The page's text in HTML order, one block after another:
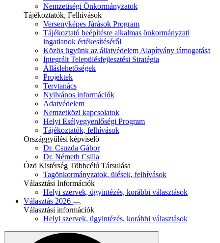
Nemzetiségi Önkormányzatok
Tájékoztatók, Felhívások
Versenyképes Járások Program
Tájékoztató beépítésre alkalmas önkormányzati
ingatlanok értékesítéséről
Közös ügyünk az állatvédelem Alapítvány támogatása
Integrált Településfejlesztési Stratégia
Álláslehetőségek
Projektek
Tervtanács
Nyilvános információk
Adatvédelem
Nemzetközi kapcsolatok
Helyi Esélyegyenlőségi Program
Tájékoztatók, felhívások
Országgyűlési képviselő
Dr. Csuzda Gábor
Dr. Németh Csilla
Ózd Kistérség Többcélú Társulása
Tagönkormányzatok, ülések, felhívások
Választási Információk
Helyi szervek, ügyintézés, korábbi választások
Választás 2026
Választási információk
Helyi szervek, ügyintézés, korábbi választások